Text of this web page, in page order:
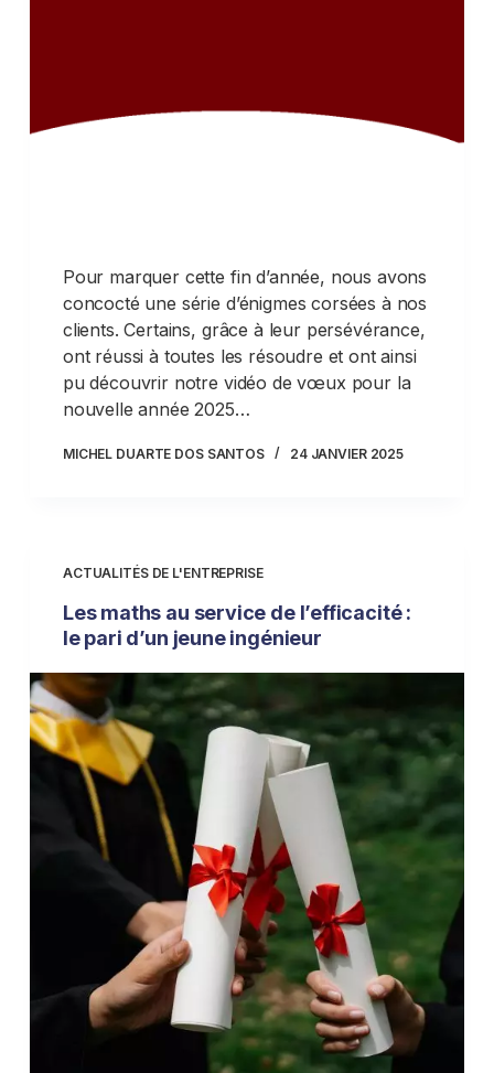
Pour marquer cette fin d’année, nous avons
concocté une série d’énigmes corsées à nos
clients. Certains, grâce à leur persévérance,
ont réussi à toutes les résoudre et ont ainsi
pu découvrir notre vidéo de vœux pour la
nouvelle année 2025…
MICHEL DUARTE DOS SANTOS 24 JANVIER 2025
ACTUALITÉS DE L'ENTREPRISE
Les maths au service de l’efficacité :
le pari d’un jeune ingénieur